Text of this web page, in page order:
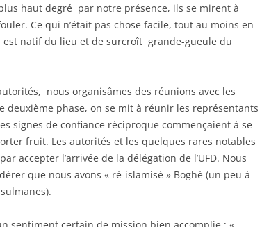
haut degré par notre présence, ils se mirent à
Ce qui n’était pas chose facile, tout au moins en
est natif du lieu et de surcroît grande-gueule du
nous organisâmes des réunions avec les
deuxième phase, on se mit à réunir les représentants
signes de confiance réciproque commençaient à se
fruit. Les autorités et les quelques rares notables
accepter l’arrivée de la délégation de l’UFD. Nous
que nous avons « ré-islamisé » Boghé (un peu à